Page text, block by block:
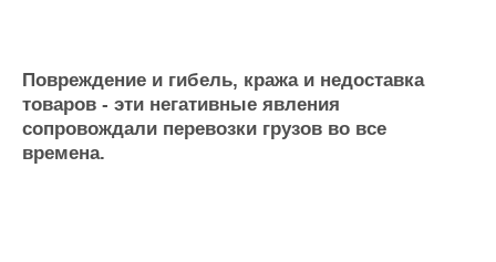
Работа
Крюинг
Журнал
Реклама
Материалы
Услуги
Повреждение и гибель, кража и недоставка
товаров - эти негативные явления
сопровождали перевозки грузов во все
времена.